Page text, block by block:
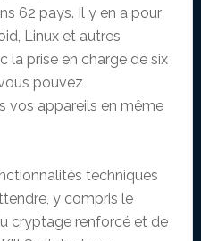
62 pays. Il y en a pour
Linux et autres
la prise en charge de six
pouvez
vos appareils en même
techniques
y compris le
cryptage renforcé et de